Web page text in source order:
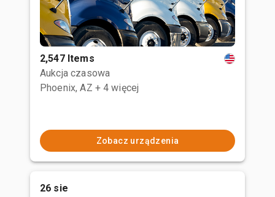
2,547 Items
Aukcja czasowa
Phoenix, AZ + 4 więcej
Zobacz urządzenia
26 sie